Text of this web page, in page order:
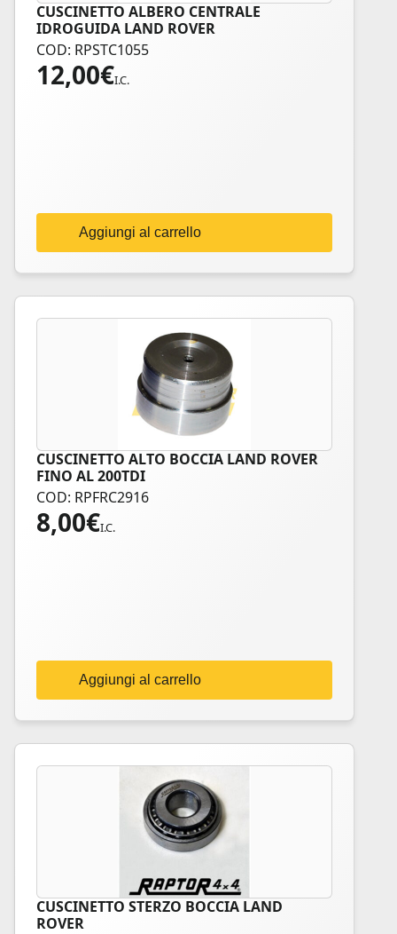
CUSCINETTO ALBERO CENTRALE
IDROGUIDA LAND ROVER
COD: RPSTC1055
12,00€I.C.
Aggiungi al carrello
CUSCINETTO ALTO BOCCIA LAND ROVER
FINO AL 200TDI
COD: RPFRC2916
8,00€I.C.
Aggiungi al carrello
CUSCINETTO STERZO BOCCIA LAND
ROVER